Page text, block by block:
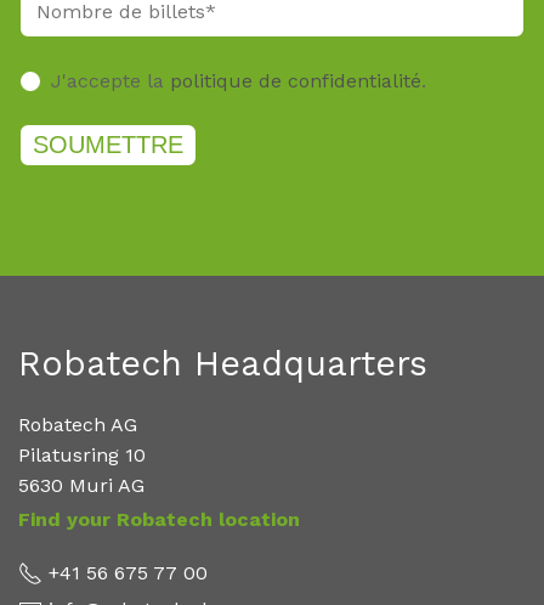
J'accepte la politique de confidentialité.
Robatech Headquarters
Robatech AG
Pilatusring 10
5630 Muri AG
Find your Robatech location
+41 56 675 77 00